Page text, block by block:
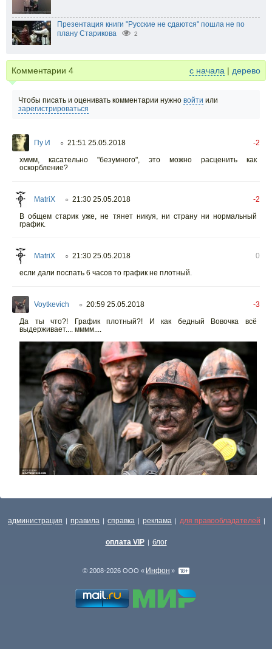
Презентация книги "Русские не сдаются" пошла не по
плану Старикова
2
Комментарии 4 с начала | дерево
Чтобы писать и оценивать комментарии нужно войти или
зарегистрироваться
Пу И ○ 21:51 25.05.2018
-2
хммм, касательно "безумного", это можно расценить как
оскорбление?
MatriX ○ 21:30 25.05.2018
-2
В общем старик уже, не тянет никуя, ни страну ни нормальный
график.
MatriX ○ 21:30 25.05.2018
0
если дали поспать 6 часов то график не плотный.
Voytkevich ○ 20:59 25.05.2018
-3
Да ты что?! График плотный?! И как бедный Вовочка всё
выдерживает.... мммм....
администрация | правила | справка | реклама | для правообладателей |
оплата VIP | блог
© 2008-2026 ООО « Инфон »